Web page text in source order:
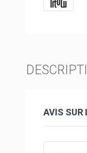
AVIS SUR